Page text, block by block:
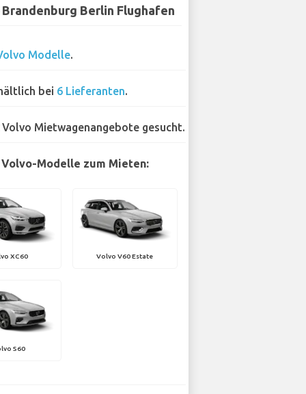
Berlin Flughafen
Modelle.
bei 6 Lieferanten.
Volvo Mietwagenangebote gesucht.
Modelle zum Mieten:
XC60 Volvo V60 Estate
S60